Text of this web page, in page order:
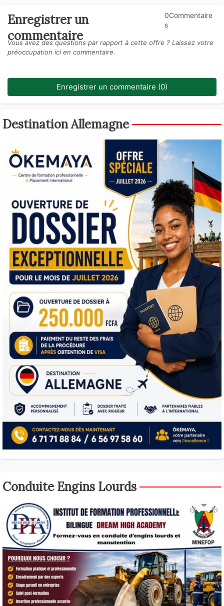
Enregistrer un
commentaire
0Commentaire
s
Vous avez des questions par rapport à cette offre ? Laissez votre
préoccupation ici en commentaire.
Enregistrer un commentaire (0)
Destination Allemagne
Conduite Engins Lourds